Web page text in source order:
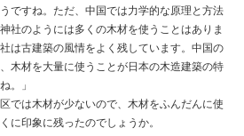
ですね。ただ、中国では力学的な原理と方法
社のようには多くの木材を使うことはありま
は古建築の風情をよく残しています。中国の
木材を大量に使うことが日本の木造建築の特
。」
では木材が少ないので、木材をふんだんに使
に印象に残ったのでしょうか。